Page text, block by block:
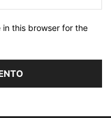
in this browser for the